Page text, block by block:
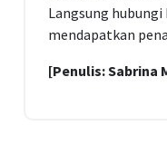
Langsung hubungi
mendapatkan
[Penulis: Sabrina